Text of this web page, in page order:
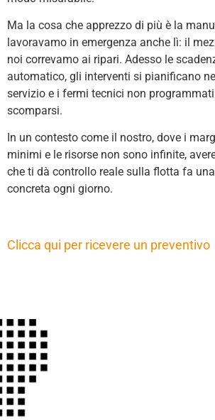
Ma la cosa che apprezzo di più è la
lavoravamo in emergenza anche lì: il
noi correvamo ai ripari. Adesso le
automatico, gli interventi si pianificano
servizio e i fermi tecnici non
scomparsi.
In un contesto come il nostro, dove i
minimi e le risorse non sono infinite,
che ti dà controllo reale sulla flotta fa
concreta ogni giorno.
Clicca qui per ricevere un preventivo